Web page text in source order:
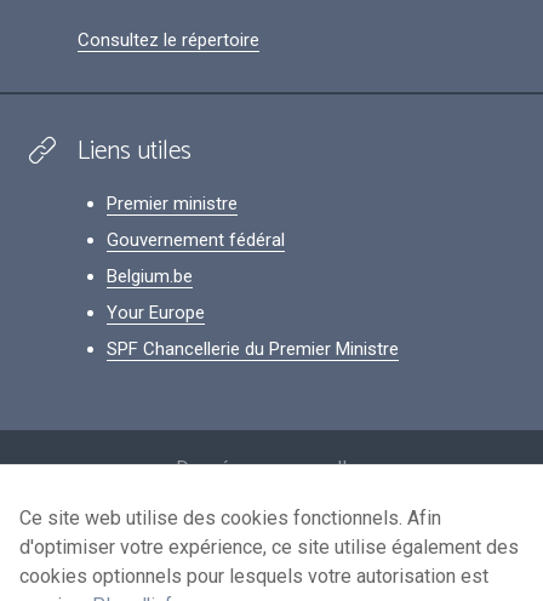
Consultez le répertoire
Liens utiles
Premier ministre
Gouvernement fédéral
Belgium.be
Your Europe
SPF Chancellerie du Premier Ministre
Données personnelles
Conditions de réutilisation
Contactez-nous
Ce site web utilise des cookies fonctionnels. Afin
d'optimiser votre expérience, ce site utilise également des
cookies optionnels pour lesquels votre autorisation est